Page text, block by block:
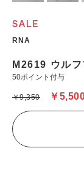
RNA
M2619 ウルフ
50ポイント付与
￥
￥9,350